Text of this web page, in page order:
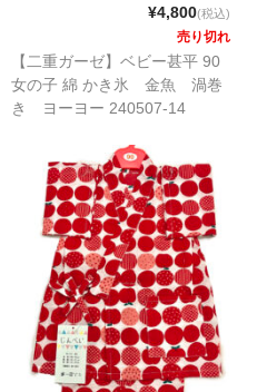
¥4,800(税込)
売り切れ
【二重ガーゼ】ベビー甚平 90
女の子 綿 かき氷 金魚 渦巻
き ヨーヨー 240507-14